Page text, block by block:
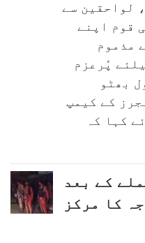
لواحقین سے
قوم اپنے
مذموم
پُرعزم
بھٹو
کے کیمپ
کہا کہ
کے بعد
کا مرکز